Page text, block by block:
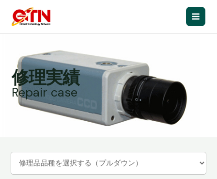
Main
修理実績
Repair case